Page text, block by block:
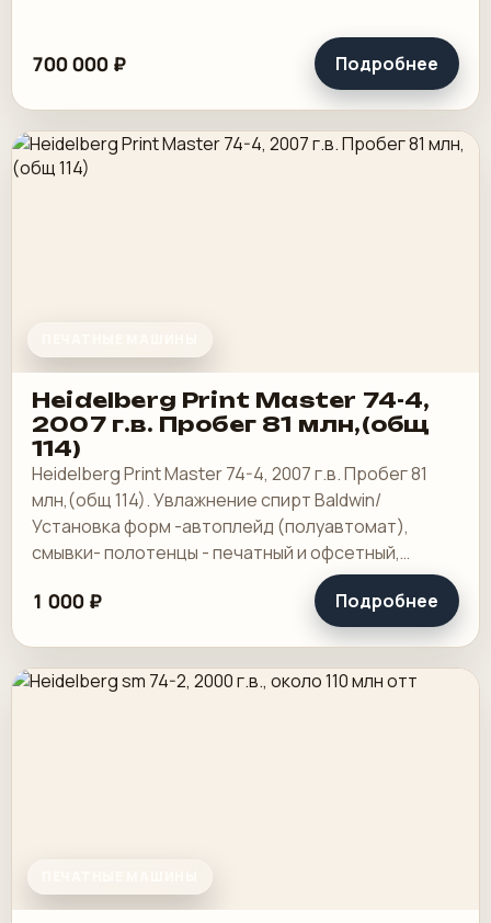
700 000 ₽ Подробнее
Heidelberg Print Master 74-4,
2007 г.в. Пробег 81 млн,(общ
114)
Heidelberg Print Master 74-4, 2007 г.в. Пробег 81
млн,(общ 114). Увлажнение спирт Baldwin/
Установка форм -автоплейд (полуавтомат),
смывки- полотенцы - печатный и офсетный,
выносной пульт ClassicCenter -PM74 - краски и.
1 000 ₽ Подробнее